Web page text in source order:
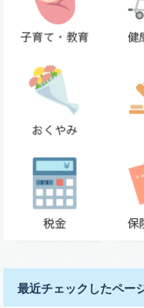
最近チェックしたペー